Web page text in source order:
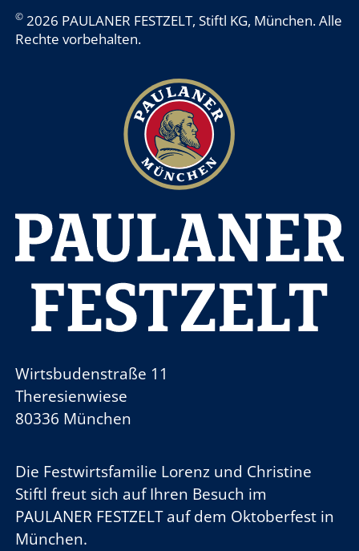
© 2026 PAULANER FESTZELT, Stiftl KG, München. Alle
Rechte vorbehalten.
Wirtsbudenstraße 11
Theresienwiese
80336 München
Die Festwirtsfamilie Lorenz und Christine
Stiftl freut sich auf Ihren Besuch im
PAULANER FESTZELTauf dem Oktoberfest in
München.